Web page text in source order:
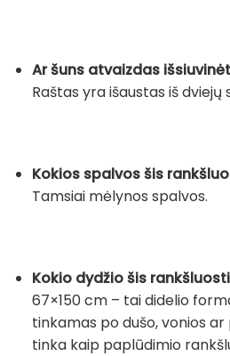
Ar šuns atvaizdas
Raštas yra išaustas iš dviejų
Kokios spalvos šis
Tamsiai mėlynos spalvos.
Kokio dydžio šis
67×150 cm – tai didelio
tinkamas po dušo, vonios
tinka kaip paplūdimio